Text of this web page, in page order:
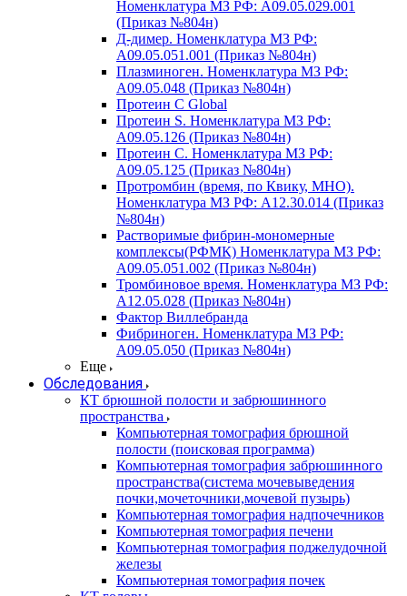
Номенклатура МЗ РФ: A09.05.029.001
(Приказ №804н)
Д-димер. Номенклатура МЗ РФ:
A09.05.051.001 (Приказ №804н)
Плазминоген. Номенклатура МЗ РФ:
A09.05.048 (Приказ №804н)
Протеин C Global
Протеин S. Номенклатура МЗ РФ:
A09.05.126 (Приказ №804н)
Протеин С. Номенклатура МЗ РФ:
A09.05.125 (Приказ №804н)
Протромбин (время, по Квику, МНО).
Номенклатура МЗ РФ: A12.30.014 (Приказ
№804н)
Растворимые фибрин-мономерные
комплексы(РФМК) Номенклатура МЗ РФ:
A09.05.051.002 (Приказ №804н)
Тромбиновое время. Номенклатура МЗ РФ:
A12.05.028 (Приказ №804н)
Фактор Виллебранда
Фибриноген. Номенклатура МЗ РФ:
A09.05.050 (Приказ №804н)
Еще
Обследования
КТ брюшной полости и забрюшинного
пространства
Компьютерная томография брюшной
полости (поисковая программа)
Компьютерная томография забрюшинного
пространства(система мочевыведения
почки,мочеточники,мочевой пузырь)
Компьютерная томография надпочечников
Компьютерная томография печени
Компьютерная томография поджелудочной
железы
Компьютерная томография почек